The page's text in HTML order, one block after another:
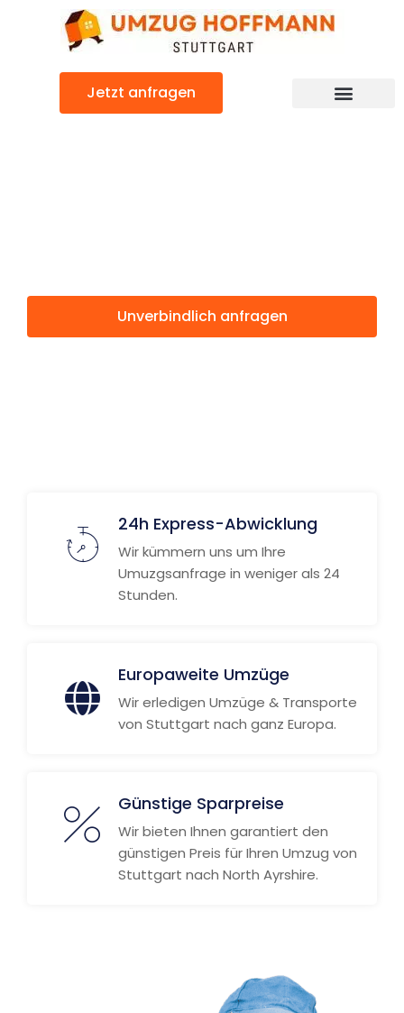
Jetzt anfragen
Unverbindlich anfragen
24h Express-Abwicklung
Wir kümmern uns um Ihre
Umuzgsanfrage in weniger als 24
Stunden.
Europaweite Umzüge
Wir erledigen Umzüge & Transporte
von Stuttgart nach ganz Europa.
Günstige Sparpreise
Wir bieten Ihnen garantiert den
günstigen Preis für Ihren Umzug von
Stuttgart nach North Ayrshire.